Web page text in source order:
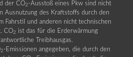
der CO2 -Ausstoß eines Pkw sind nicht
Ausnutzung des Kraftstoffs durch den
Fahrstil und anderen nicht technischen
CO2 ist das für die Erderwärmung
Treibhausgas.
2 -Emissionen angegeben, die durch den